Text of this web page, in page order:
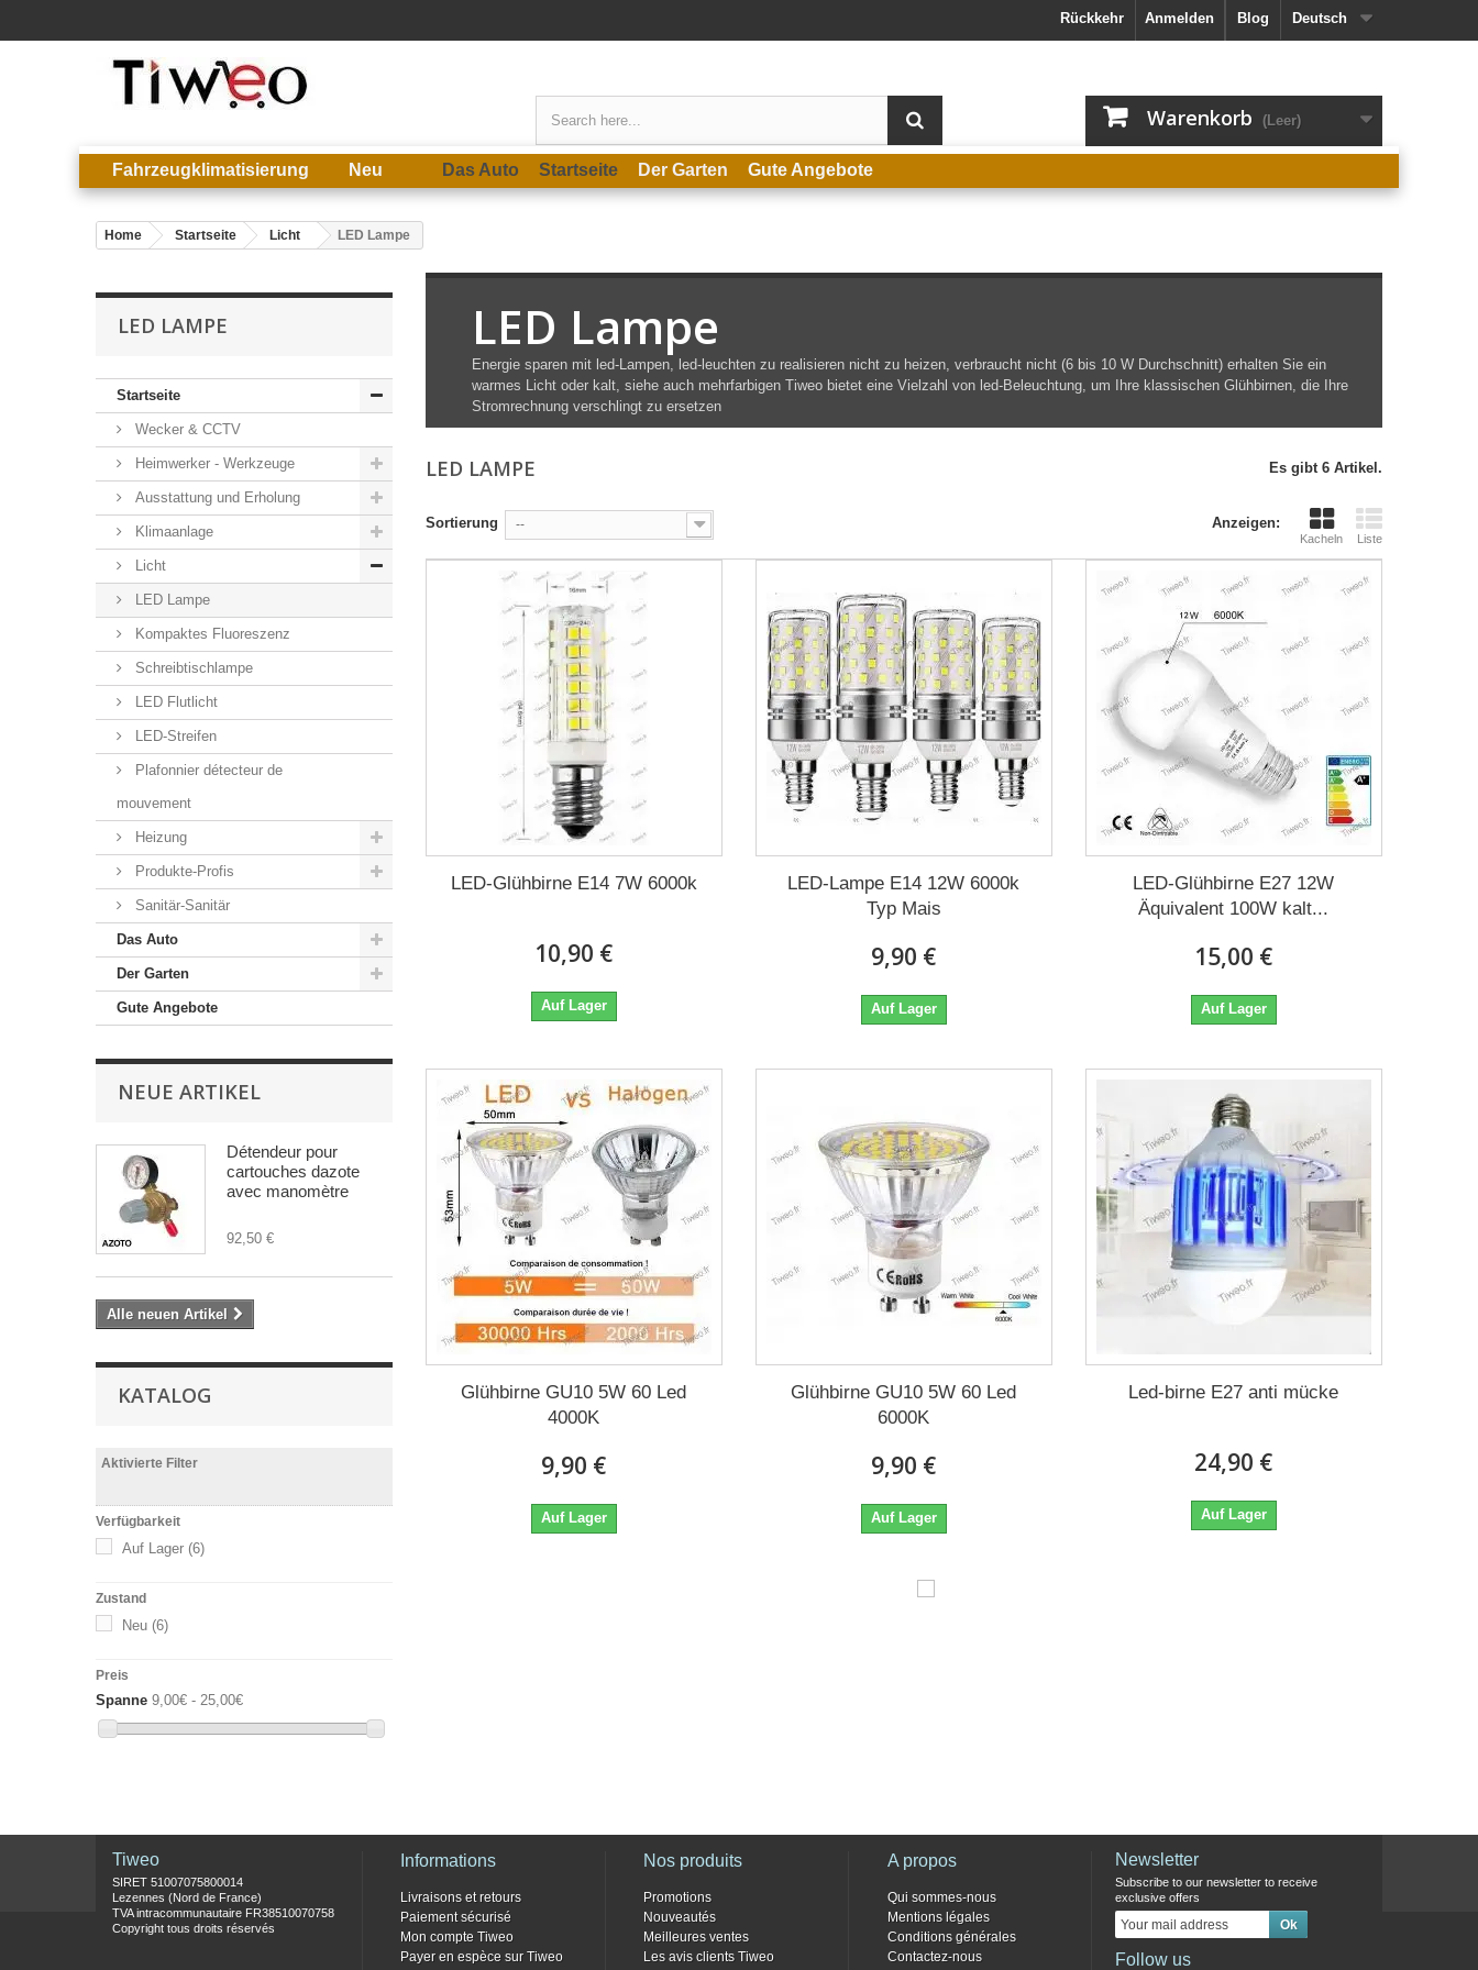
Deutsch
Blog
Anmelden
Rückkehr
Warenkorb (Leer)
Fahrzeugklimatisierung Neu Das Auto Startseite Der Garten Gute Angebote
Home Startseite Licht LED Lampe
LED LAMPE
Startseite
Wecker & CCTV
Heimwerker - Werkzeuge
Ausstattung und Erholung
Klimaanlage
Licht
LED Lampe
Kompaktes Fluoreszenz
Schreibtischlampe
LED Flutlicht
LED-Streifen
Plafonnier détecteur de
mouvement
Heizung
Produkte-Profis
Sanitär-Sanitär
Das Auto
Der Garten
Gute Angebote
NEUE ARTIKEL
Détendeur pour
cartouches dazote
avec manomètre
92,50 €
Alle neuen Artikel
KATALOG
Aktivierte Filter
Verfügbarkeit
Auf Lager (6)
Zustand
Neu (6)
Preis
Spanne 9,00€ - 25,00€
LED Lampe
Energie sparen mit led-Lampen, led-leuchten zu realisieren nicht zu heizen, verbraucht nicht (6 bis 10 W Durchschnitt) erhalten Sie ein
warmes Licht oder kalt, siehe auch mehrfarbigen Tiweo bietet eine Vielzahl von led-Beleuchtung, um Ihre klassischen Glühbirnen, die Ihre
Stromrechnung verschlingt zu ersetzen
LED LAMPE Es gibt 6 Artikel.
Anzeigen:
Kacheln Liste
Sortierung --
LED-Glühbirne E14 7W 6000k
10,90 €
Auf Lager
LED-Lampe E14 12W 6000k
Typ Mais
9,90 €
Auf Lager
LED-Glühbirne E27 12W
Äquivalent 100W kalt...
15,00 €
Auf Lager
Glühbirne GU10 5W 60 Led
4000K
9,90 €
Auf Lager
Glühbirne GU10 5W 60 Led
6000K
9,90 €
Auf Lager
Led-birne E27 anti mücke
24,90 €
Auf Lager
Tiweo
SIRET 51007075800014
Lezennes (Nord de France)
TVA intracommunautaire FR38510070758
Copyright tous droits réservés
Informations
Livraisons et retours
Paiement sécurisé
Mon compte Tiweo
Payer en espèce sur Tiweo
Nos produits
Promotions
Nouveautés
Meilleures ventes
Les avis clients Tiweo
A propos
Qui sommes-nous
Mentions légales
Conditions générales
Contactez-nous
Newsletter
Subscribe to our newsletter to receive
exclusive offers
Follow us